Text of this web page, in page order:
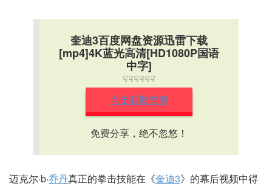
奎迪3百度网盘资源迅雷下载
[mp4]4K蓝光高清[HD1080P国语
中字]
☟☟☟☟☟☟
点击获取资源
免费分享，绝不忽悠！
迈克尔·b·乔丹真正的拳击技能在《奎迪3》的幕后视频中得